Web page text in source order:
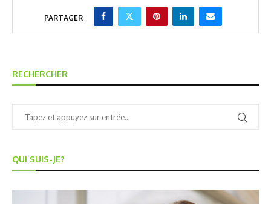
PARTAGER
RECHERCHER
QUI SUIS-JE?